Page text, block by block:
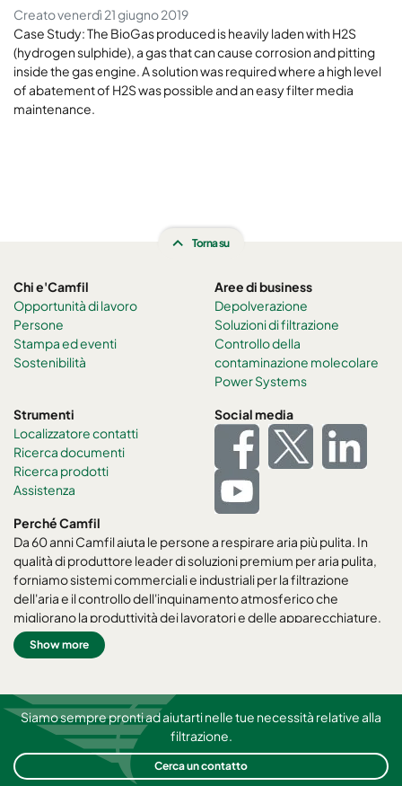
Creato venerdì 21 giugno 2019
Case Study: The BioGas produced is heavily laden with H2S
(hydrogen sulphide), a gas that can cause corrosion and pitting
inside the gas engine. A solution was required where a high level
of abatement of H2S was possible and an easy filter media
maintenance.
Torna su
Chi e'Camfil
Opportunità di lavoro
Persone
Stampa ed eventi
Sostenibilità
Aree di business
Depolverazione
Soluzioni di filtrazione
Controllo della
contaminazione molecolare
Power Systems
Strumenti
Localizzatore contatti
Ricerca documenti
Ricerca prodotti
Assistenza
Social media
Perché Camfil
Da 60 anni Camfil aiuta le persone a respirare aria più pulita. In
qualità di produttore leader di soluzioni premium per aria pulita,
forniamo sistemi commerciali e industriali per la filtrazione
dell'aria e il controllo dell'inquinamento atmosferico che
migliorano la produttività dei lavoratori e delle apparecchiature,
riducono al minimo l'uso di energia e favoriscono la salute umana
e l'ambiente. Crediamo fermamente che le migliori soluzioni per
pianeta. Ecco perché in ogni fase del processo, dalla
progettazione alla consegna e attraverso l'intero ciclo di vita del
prodotto, consideriamo l'impatto di ciò che facciamo sulle
persone e sul mondo che ci circonda. Attraverso un nuovo
approccio alla risoluzione dei problemi, un design innovativo, un
Show more
Siamo sempre pronti ad aiutarti nelle tue necessità relative alla
filtrazione.
Cerca un contatto